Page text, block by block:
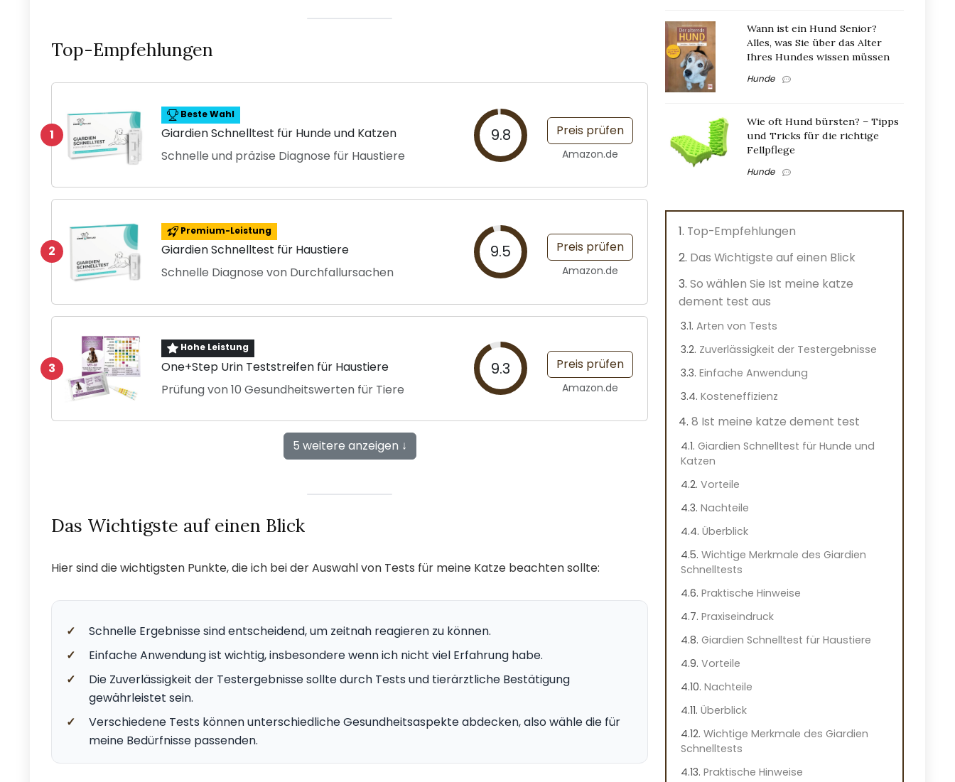
Top-Empfehlungen
1
Beste Wahl
Giardien Schnelltest für Hunde und Katzen
Schnelle und präzise Diagnose für Haustiere
9.8 Preis prüfen
Amazon.de
2
Premium-Leistung
Giardien Schnelltest für Haustiere
Schnelle Diagnose von Durchfallursachen
9.5 Preis prüfen
Amazon.de
3
Hohe Leistung
One+Step Urin Teststreifen für Haustiere
Prüfung von 10 Gesundheitswerten für Tiere
9.3 Preis prüfen
Amazon.de
5 weitere anzeigen ↓
Das Wichtigste auf einen Blick
Hier sind die wichtigsten Punkte, die ich bei der Auswahl von Tests für meine Katze beachten sollte:
✓
Schnelle Ergebnisse sind entscheidend, um zeitnah reagieren zu können.
✓
Einfache Anwendung ist wichtig, insbesondere wenn ich nicht viel Erfahrung habe.
✓
Die Zuverlässigkeit der Testergebnisse sollte durch Tests und tierärztliche Bestätigung
gewährleistet sein.
✓
Verschiedene Tests können unterschiedliche Gesundheitsaspekte abdecken, also wähle die für
meine Bedürfnisse passenden.
Wann ist ein Hund Senior?
Alles, was Sie über das Alter
Ihres Hundes wissen müssen
Hunde
Wie oft Hund bürsten? – Tipps
und Tricks für die richtige
Fellpflege
Hunde
Top-Empfehlungen
Das Wichtigste auf einen Blick
So wählen Sie Ist meine katze
dement test aus
Arten von Tests
Zuverlässigkeit der Testergebnisse
Einfache Anwendung
Kosteneffizienz
8 Ist meine katze dement test
Giardien Schnelltest für Hunde und
Katzen
Vorteile
Nachteile
Überblick
Wichtige Merkmale des Giardien
Schnelltests
Praktische Hinweise
Praxiseindruck
Giardien Schnelltest für Haustiere
Vorteile
Nachteile
Überblick
Wichtige Merkmale des Giardien
Schnelltests
Praktische Hinweise